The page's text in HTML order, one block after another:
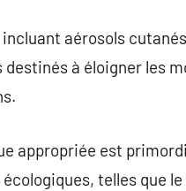
aérosols
à éloigner les
appropriée est
telles que